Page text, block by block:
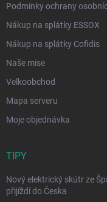
Podmínky ochrany
Nákup na splátky ESSOX
Nákup na splátky Cofidis
Naše mise
Velkoobchod
Mapa serveru
Moje objednávka
TIPY
Nový elektrický skútr ze
přijíždí do Česka